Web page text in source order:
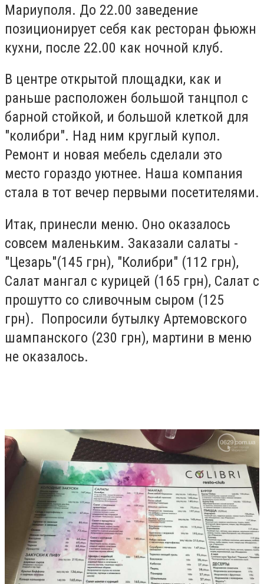
Мариуполя. До 22.00 заведение
позиционирует себя как ресторан фьюжн
кухни, после 22.00 как ночной клуб.
В центре открытой площадки, как и
раньше расположен большой танцпол с
барной стойкой, и большой клеткой для
"колибри". Над ним круглый купол.
Ремонт и новая мебель сделали это
место гораздо уютнее. Наша компания
стала в тот вечер первыми посетителями.
Итак, принесли меню. Оно оказалось
совсем маленьким. Заказали салаты -
"Цезарь"(145 грн), "Колибри" (112 грн),
Салат мангал с курицей (165 грн), Салат с
прошутто со сливочным сыром (125
грн). Попросили бутылку Артемовского
шампанского (230 грн), мартини в меню
не оказалось.